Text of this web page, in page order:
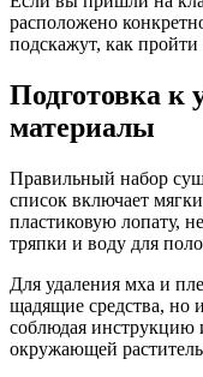
расположено
подскажут, как пройти
Подготовка к
материалы
Правильный набор
список включает
пластиковую лопату,
тряпки и воду для
Для удаления мха и
щадящие средства, но
соблюдая инструкцию
окружающей